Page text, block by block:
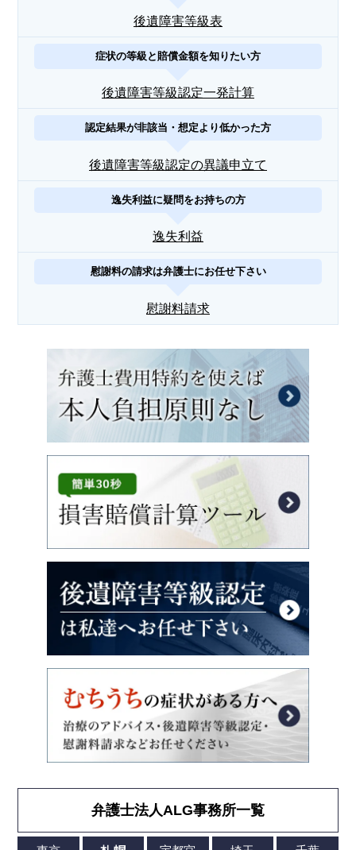
後遺障害等級表
症状の等級と賠償金額を知りたい方
後遺障害等級認定一発計算
認定結果が非該当・想定より低かった方
後遺障害等級認定の異議申立て
逸失利益に疑問をお持ちの方
逸失利益
慰謝料の請求は弁護士にお任せ下さい
慰謝料請求
弁護士法人ALG事務所一覧